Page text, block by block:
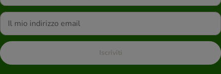
Iscriviti